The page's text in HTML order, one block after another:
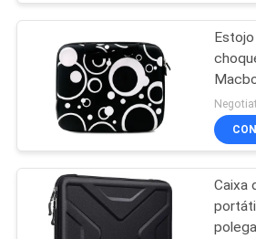
SITE
PRIVACY
POLICY
Sacos de
dinheiro
de
10mm
Caixa